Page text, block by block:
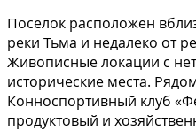
Поселок расположен
реки Тьма и недалеко от
Живописные локации с
исторические места.
Конноспортивный клуб
продуктовый и